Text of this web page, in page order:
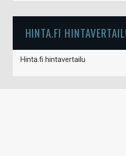
HINTA.FI
Hinta.fi hintavertailu